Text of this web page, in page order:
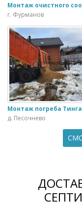
г. Фурманов
Монтаж погреба
д. Песочнево